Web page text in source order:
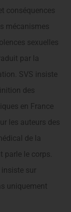
conséquences
mécanismes
sexuelles
par la
SVS insiste
des
en France
les auteurs des
de la
parle le corps.
insiste sur
uniquement